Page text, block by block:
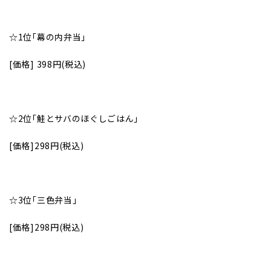
☆1位｢幕の内弁当｣
[価格] 398円(税込)
☆2位｢鮭とサバのほぐしごはん｣
[価格]298円(税込)
☆3位｢三色弁当｣
[価格]298円(税込)